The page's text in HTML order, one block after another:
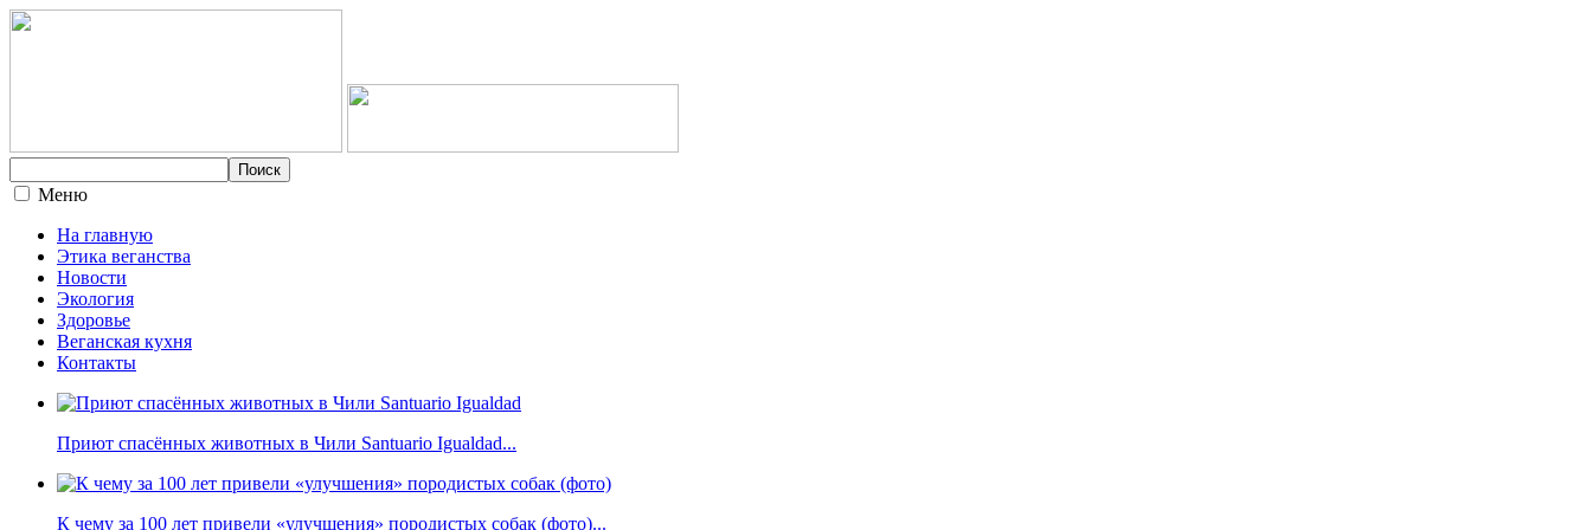
Меню
На главную
Этика веганства
Новости
Экология
Здоровье
Веганская кухня
Контакты
Приют спасённых животных в Чили Santuario Igualdad...
К чему за 100 лет привели «улучшения» породистых собак (фото)...